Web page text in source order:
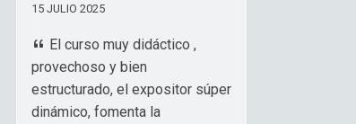
15 JULIO 2025
El curso muy didáctico ,
provechoso y bien
estructurado, el expositor súper
dinámico, fomenta la